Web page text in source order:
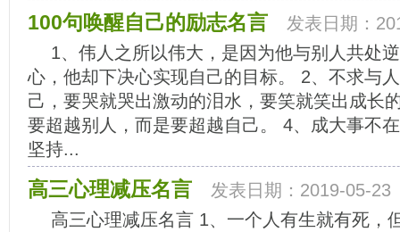
100句唤醒自己的励志名言
发表日期：
1、伟人之所以伟大，是因为他与别人共处
心，他却下决心实现自己的目标。 2、不求与
己，要哭就哭出激动的泪水，要笑就笑出成长
要超越别人，而是要超越自己。 4、成大事不
坚持...
高三心理减压名言
发表日期：2019-05-23
高三心理减压名言 1、一个人有生就有死，